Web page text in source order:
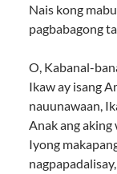
Nais kong
pagbabagong
O, Kabanal-
Ikaw ay isang
nauunawaan,
Anak ang aking
Iyong